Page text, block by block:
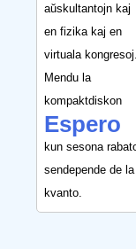
aŭskultantojn kaj
en fizika kaj en
virtuala kongresoj.
Mendu la
kompaktdiskon
Espero
kun sesona
sendepende de la
kvanto.